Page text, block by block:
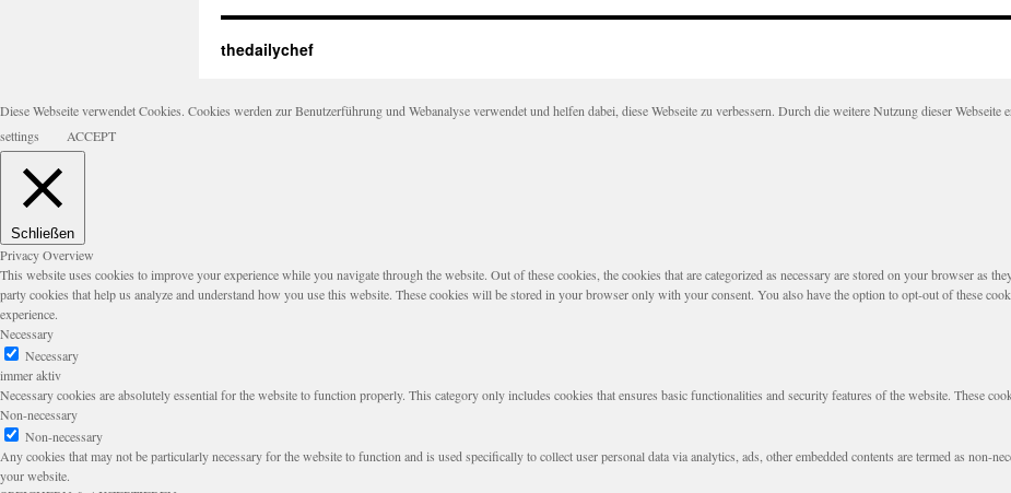
thedailychef
Diese Webseite verwendet Cookies. Cookies werden zur Benutzerführung und Webanalyse verwendet und helfen dabei, diese Webseite zu verbessern. Durch die weitere Nutzung dieser Webseite
settings
ACCEPT
Schließen
Privacy Overview
This website uses cookies to improve your experience while you navigate through the website. Out of these cookies, the cookies that are categorized as necessary are stored on your browser as
party cookies that help us analyze and understand how you use this website. These cookies will be stored in your browser only with your consent. You also have the option to opt-out of these
experience.
Necessary
Necessary
immer aktiv
Necessary cookies are absolutely essential for the website to function properly. This category only includes cookies that ensures basic functionalities and security features of the website. These
Non-necessary
Non-necessary
Any cookies that may not be particularly necessary for the website to function and is used specifically to collect user personal data via analytics, ads, other embedded contents are termed as non-
your website.